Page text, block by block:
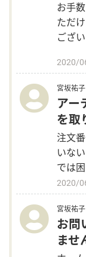
お手
ただ
ござい
2020/
宮坂祐子
アー
を取
注文
いな
では困
2020/
宮坂祐子
お問
ませ